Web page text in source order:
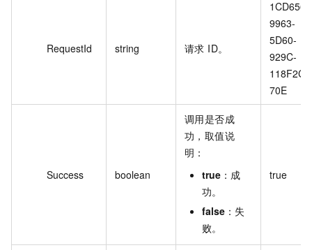
RequestId string 请求 ID。
9963-
5D60-
929C-
70E
Success boolean
调用是否成
功，取值说
明：
true ：成
功。
false ：失
败。
true